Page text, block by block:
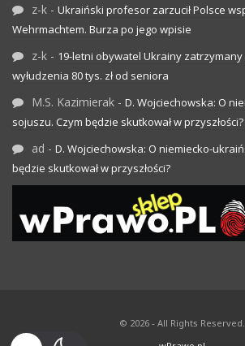
z-k - Ukraiński profesor zarzucił Polsce
Wehrmachtem. Burza po jego wpisie
z-k - 19-letni obywatel Ukrainy
wyłudzenia 80 tys. zł od seniora
M.S. Kazimierak - D. Wojciechowska: O
sojuszu. Czym będzie skutkował w przyszłości?
ad - D. Wojciechowska: O niemiecko-
będzie skutkował w przyszłości?
© 2026 - All Rights Reserved.